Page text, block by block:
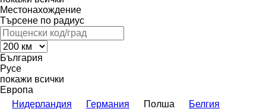
Местонахождение
Търсене по радиус
България
Русе
покажи всички
Европа
Нидерландия
Германия Полша
Белгия